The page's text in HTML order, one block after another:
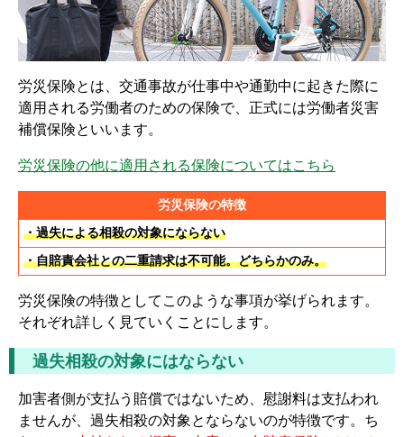
労災保険とは、交通事故が仕事中や通勤中に起きた際に
適用される労働者のための保険で、正式には労働者災害
補償保険といいます。
労災保険の他に適用される保険についてはこちら
労災保険の特徴
・過失による相殺の対象にならない
・自賠責会社との二重請求は不可能。どちらかのみ。
労災保険の特徴としてこのような事項が挙げられます。
それぞれ詳しく見ていくことにします。
過失相殺の対象にはならない
加害者側が支払う賠償ではないため、慰謝料は支払われ
ませんが、過失相殺の対象とならないのが特徴です。ち